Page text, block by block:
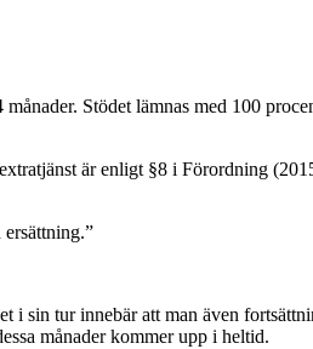
Stödet lämnas med 100
är enligt §8 i Förordning
i sin tur innebär att man även
månader kommer upp i heltid.